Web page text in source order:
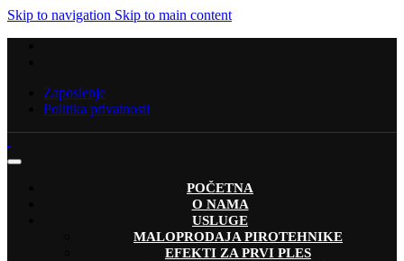
Skip to navigation Skip to main content
Zaposlenje
Politika privatnosti
POČETNA
O NAMA
USLUGE
MALOPRODAJA PIROTEHNIKE
EFEKTI ZA PRVI PLES